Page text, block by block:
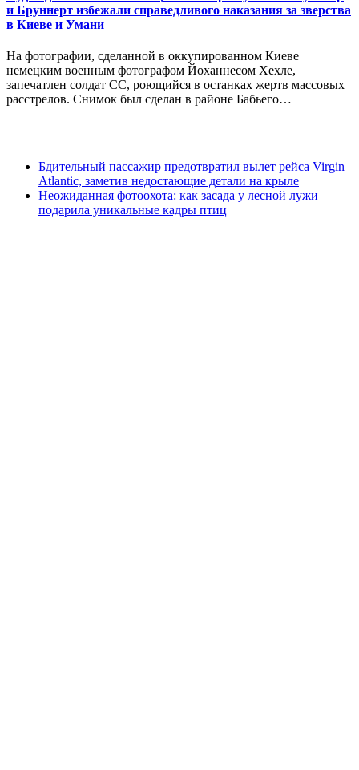
и Бруннерт избежали справедливого наказания за зверства
в Киеве и Умани
На фотографии, сделанной в оккупированном Киеве
немецким военным фотографом Йоханнесом Хехле,
запечатлен солдат СС, роющийся в останках жертв массовых
расстрелов. Снимок был сделан в районе Бабьего…
Бдительный пассажир предотвратил вылет рейса Virgin
Atlantic, заметив недостающие детали на крыле
Неожиданная фотоохота: как засада у лесной лужи
подарила уникальные кадры птиц